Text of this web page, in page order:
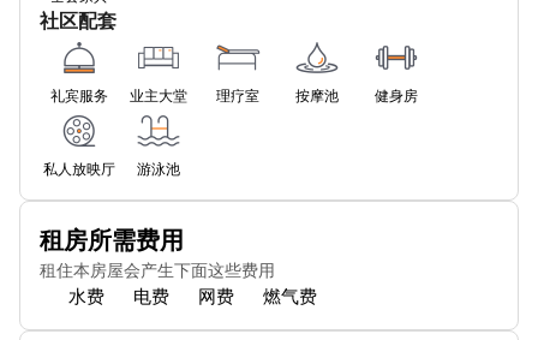
Underground-Cannon Street
Underground-Cannon Street
Underground-Bank
Underground-Bank
Underground-Old Street
Underground Angel
Underground-Highbury & Islington
社区配套
礼宾服务 业主大堂 理疗室 按摩池 健身房
私人放映厅 游泳池
租房所需费用
租住本房屋会产生下面这些费用
水费 电费 网费 燃气费